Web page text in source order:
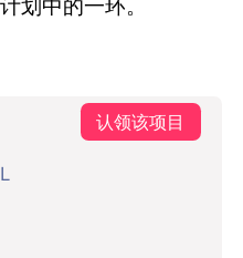
划中的一环。
认领该项目